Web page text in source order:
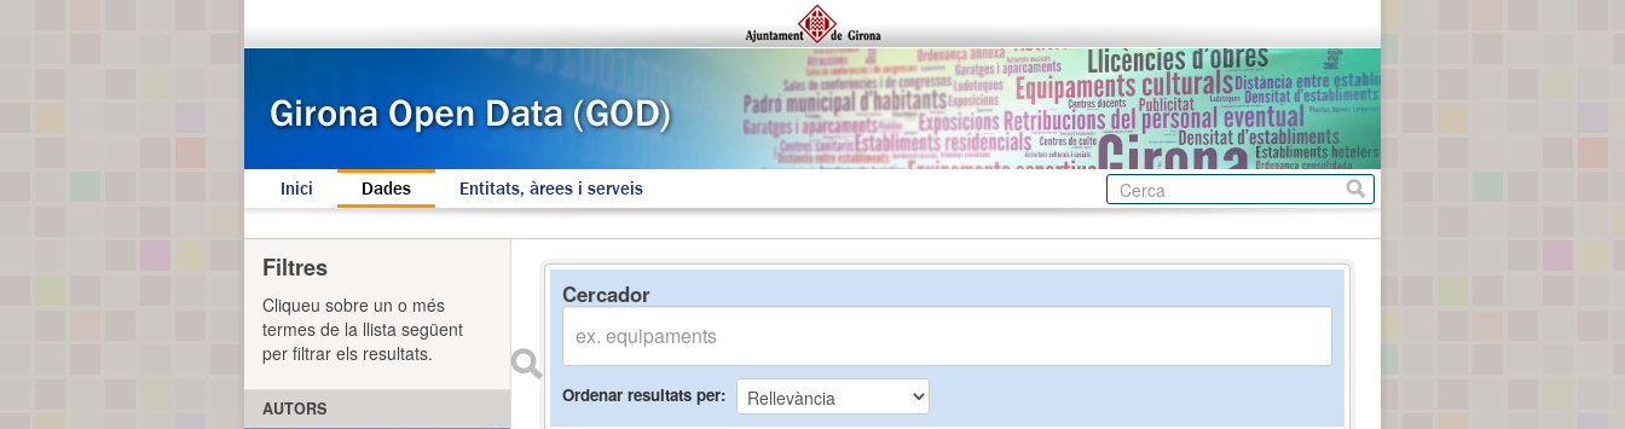
Inici Dades Entitats, àrees i serveis
Cercador
Ordenar resultats per
Filtres
Cliqueu sobre un o més
termes de la llista següent
per filtrar els resultats.
AUTORS